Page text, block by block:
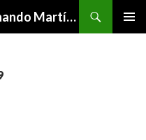
Cogito ergo escribo por Fernando Martínez Serrano